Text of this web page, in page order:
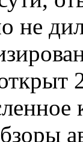
не